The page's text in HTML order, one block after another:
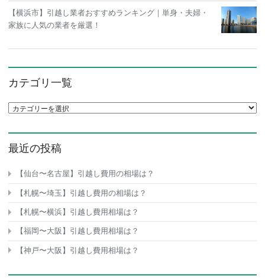
【横浜市】引越し業者おすすめランキング｜単身・夫婦・
家族に人気の業者を厳選！
カテゴリ一覧
カテゴリ一覧
最近の投稿
【仙台〜名古屋】引越し費用の相場は？
【札幌〜埼玉】引越し費用の相場は？
【札幌〜横浜】引越し費用相場は？
【福岡〜大阪】引越し費用相場は？
【神戸〜大阪】引越し費用相場は？